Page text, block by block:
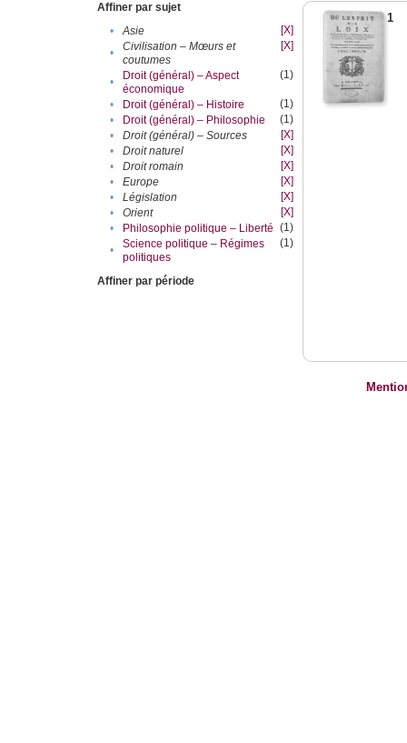
Affiner par sujet
•
Asie
[X]
•
Civilisation – Mœurs et
coutumes
[X]
•
Droit (général) – Aspect
économique
(1)
• Droit (général) – Histoire
(1)
•
Droit (général) – Philosophie
(1)
•
Droit (général) – Sources
[X]
•
Droit naturel
[X]
•
Droit romain
[X]
•
Europe
[X]
•
Législation
[X]
•
Orient
[X]
•
Philosophie politique – Liberté (1)
•
Science politique – Régimes
politiques
(1)
Affiner par période
1